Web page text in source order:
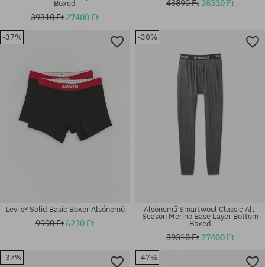
Elérhető méretek:
M; L
Elérhető méretek:
M; L
Elérhető méretek:
M; L
Boxed
39310 Ft 27400 Ft
Elérhető méretek:
S; M; L
43890 Ft 28310 Ft
-37%
Levi's® Solid Basic Boxer Alsónemű
9990 Ft6230 Ft
-30%
Alsónemű Smartwool Classic All-
Season Merino Base Layer Bottom
Boxed
39310 Ft 27400 Ft
-37% -47%